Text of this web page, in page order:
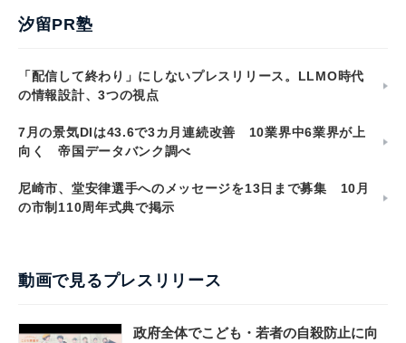
汐留PR塾
「配信して終わり」にしないプレスリリース。LLMO時代
の情報設計、3つの視点
7月の景気DIは43.6で3カ月連続改善 10業界中6業界が上
向く 帝国データバンク調べ
尼崎市、堂安律選手へのメッセージを13日まで募集 10月
の市制110周年式典で掲示
動画で見るプレスリリース
政府全体でこども・若者の自殺防止に向